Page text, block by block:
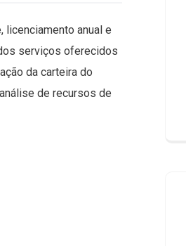
licenciamento anual e
serviços oferecidos
da carteira do
de recursos de